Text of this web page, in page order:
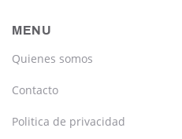
MENU
Quienes somos
Contacto
Politica de privacidad